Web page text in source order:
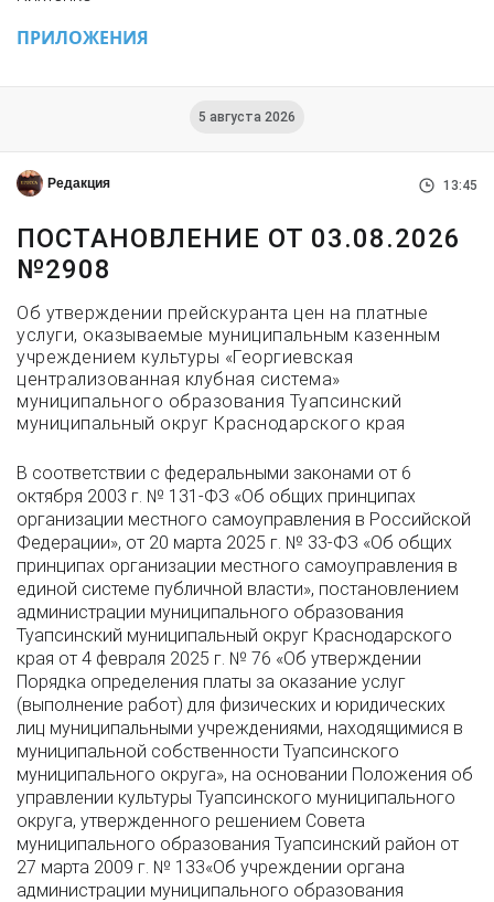
ПРИЛОЖЕНИЯ
5 августа 2026
Редакция 13:45
ПОСТАНОВЛЕНИЕ ОТ 03.08.2026
№2908
Об утверждении прейскуранта цен на платные
услуги, оказываемые муниципальным казенным
учреждением культуры «Георгиевская
централизованная клубная система»
муниципального образования Туапсинский
муниципальный округ Краснодарского края
В соответствии с федеральными законами от 6
октября 2003 г. № 131-ФЗ «Об общих принципах
организации местного самоуправления в Российской
Федерации», от 20 марта 2025 г. № 33-ФЗ «Об общих
принципах организации местного самоуправления в
единой системе публичной власти», постановлением
администрации муниципального образования
Туапсинский муниципальный округ Краснодарского
края от 4 февраля 2025 г. № 76 «Об утверждении
Порядка определения платы за оказание услуг
(выполнение работ) для физических и юридических
лиц муниципальными учреждениями, находящимися в
муниципальной собственности Туапсинского
муниципального округа», на основании Положения об
управлении культуры Туапсинского муниципального
округа, утвержденного решением Совета
муниципального образования Туапсинский район от
27 марта 2009 г. № 133«Об учреждении органа
администрации муниципального образования